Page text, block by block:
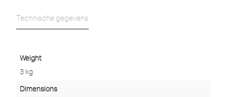
Technische gegevens
Weight
3 kg
Dimensions